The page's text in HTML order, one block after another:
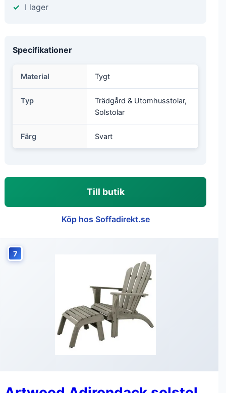
I lager
Specifikationer
Material Tygt
Typ
Trädgård & Utomhusstolar,
Solstolar
Färg Svart
Till butik
Köp hos Soffadirekt.se
7